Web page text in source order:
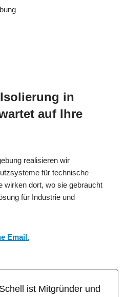
in
auf Ihre
realisieren wir
für technische
wirken dort, wo sie gebraucht
für Industrie und
Email.
ist Mitgründer und